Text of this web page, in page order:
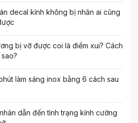
decal kính không bị nhăn ai cũng
bị vỡ được coi là điềm xui? Cách
làm sáng inox bằng 6 cách sau
dẫn đến tình trạng kính cường